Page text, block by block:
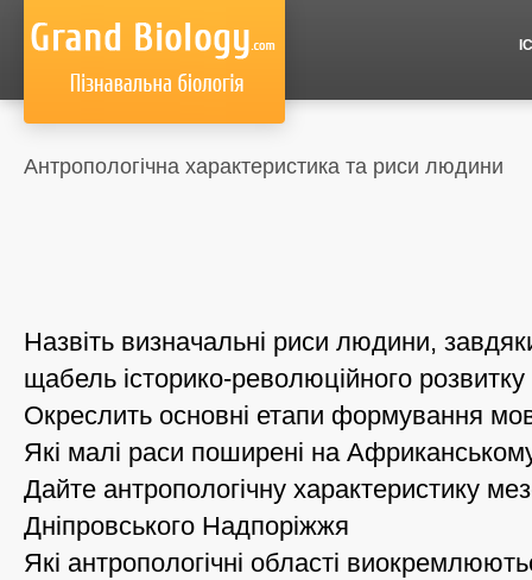
Антропологічна характеристика та риси людини
Назвіть визначальні риси людини,
щабель історико-революційного розвитку
Окреслить основні етапи формування
Які малі раси поширені на
Дайте антропологічну характеристику
Дніпровського Надпоріжжя
Які антропологічні області